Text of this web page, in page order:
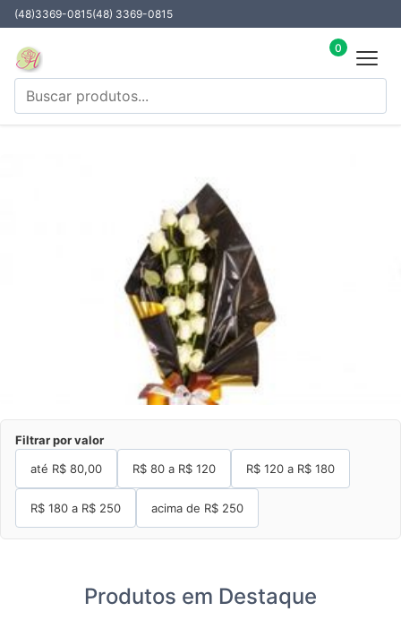
(48)3369-0815(48) 3369-0815
0
Filtrar por valor
até R$ 80,00 R$ 80 a R$ 120 R$ 120 a R$ 180
R$ 180 a R$ 250 acima de R$ 250
Produtos em Destaque